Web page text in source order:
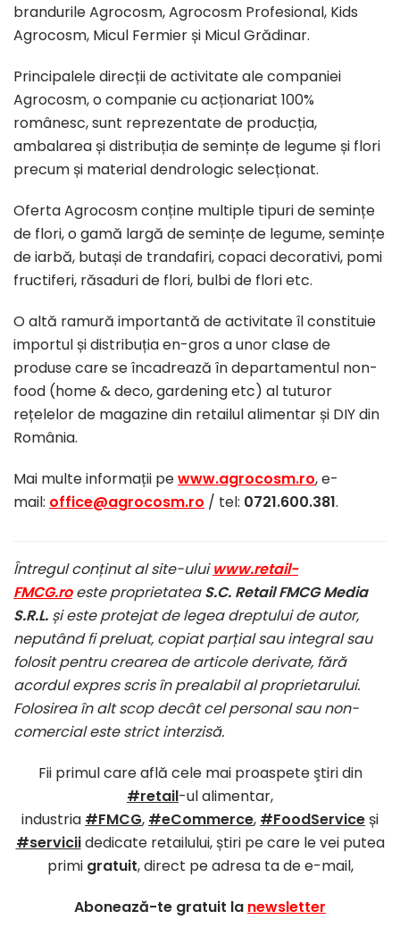
brandurile Agrocosm, Agrocosm Profesional, Kids
Agrocosm, Micul Fermier și Micul Grădinar.
Principalele direcții de activitate ale companiei
Agrocosm, o companie cu acționariat 100%
românesc, sunt reprezentate de producția,
ambalarea și distribuția de semințe de legume și flori
precum și material dendrologic selecționat.
Oferta Agrocosm conține multiple tipuri de semințe
de flori, o gamă largă de semințe de legume, semințe
de iarbă, butași de trandafiri, copaci decorativi, pomi
fructiferi, răsaduri de flori, bulbi de flori etc.
O altă ramură importantă de activitate îl constituie
importul și distribuția en-gros a unor clase de
produse care se încadrează în departamentul non-
food (home & deco, gardening etc) al tuturor
rețelelor de magazine din retailul alimentar și DIY din
România.
Mai multe informații pewww.agrocosm.ro, e-
mail: office@agrocosm.ro / tel: 0721.600.381.
Întregul conținut al site-uluiwww.retail-
FMCG.roeste proprietateaS.C. Retail FMCG Media
S.R.L. și este protejat de legea dreptului de autor,
neputând fi preluat, copiat parțial sau integral sau
folosit pentru crearea de articole derivate, fără
acordul expres scris în prealabil al proprietarului.
Folosirea în alt scop decât cel personal sau non-
comercial este strict interzisă.
Fii primul care află cele mai proaspete ştiri din
#retail-ul alimentar,
industria #FMCG, #eCommerce, #FoodServiceși
#serviciidedicate retailului, știri pe care le vei putea
primi gratuit, direct pe adresa ta de e-mail,
Abonează-te gratuit la newsletter